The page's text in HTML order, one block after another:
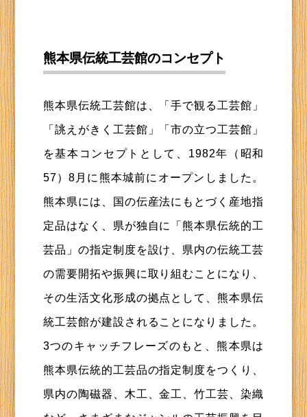
熊本県伝統工芸館のコンセプト
熊本県伝統工芸館は、「手で観る工芸館」
「誂えがきく工芸館」「市の立つ工芸館」
を基本コンセプトとして、1982年（昭和
57）8月に熊本城前にオープンしました。
熊本県には、国の伝産法にもとづく産地指
定品はなく、県が独自に「熊本県伝統的工
芸品」の指定制度を設け、県内の伝統工芸
の需要開拓や振興に取り組むことになり、
その生活文化形成の拠点として、熊本県伝
統工芸館が建設されることになりました。
3つのキャッチフレーズのもと、熊本県は
熊本県伝統的工芸品の指定制度をつくり、
県内の陶磁器、木工、金工、竹工芸、染織